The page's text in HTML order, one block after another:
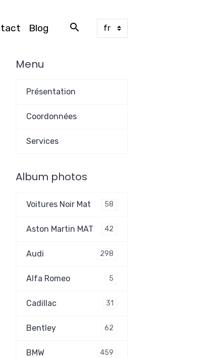
Blog
Menu
Présentation
Coordonnées
Services
Album photos
Voitures Noir Mat 58
Aston Martin MAT 42
Audi 298
Alfa Romeo 5
Cadillac 31
Bentley 62
BMW 459